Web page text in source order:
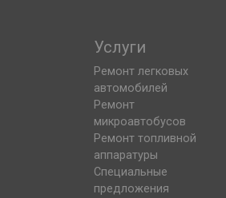
Услуги
Ремонт легковых
автомобилей
Ремонт
микроавтобусов
Ремонт топливной
аппаратуры
Специальные
предложения